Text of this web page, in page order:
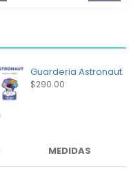
Guarderia Astronaut
$290.00
MEDIDAS